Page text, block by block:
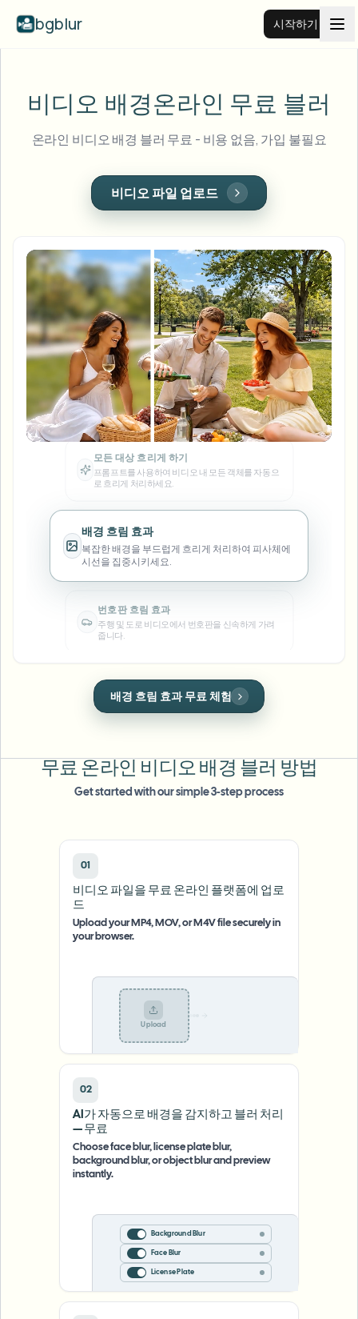
bgblur 시작하기
가격
예시 라이브러리 전체 탐색
얼굴 블러
번호판 블러
배경 블러
무엇이든 블러
화면 녹화 블러
GDPR 준수 블러
거리 인터뷰 블러
View all features
Browse every blur tool in one place
번호판 블러
얼굴 블러
배경 블러
무엇이든 블러
AI Video Object Remover
사진 얼굴 흐리기
얼굴 익명화
음성 익명화 도구
얼굴 교체 - 이미지
대량 동영상 블러
여러 동영상을 한 번에 처리
기업
학교 및 교육
캠퍼스 카메라, 강의, 지역 대량 개인정보 보호
미디어 및 엔터테인먼트
시사회, 출시 및 규정 준수
소매 및 전자상거래
매장 및 창고 영상
클리닉 및 환자 대면 비디오 거버넌스
공공 부문
FOIA, 안전한 공개 및 편집
대량 얼굴 익명화
대량 번호판 블러
차량, 블랙박스 및 주차장 대규모 처리
무엇이든 블러
API & SDK
문의 양식
리소스
자주 묻는 질문
블로그
Whitepapers
카테고리
제품
Choose language
비디오 배경온라인 무료 블러
온라인 비디오 배경 블러 무료 - 비용 없음, 가입 불필요
비디오 파일 업로드
배경 흐림 효과
복잡한 배경을 부드럽게 흐리게 처리하여 피사체에
시선을 집중시키세요.
번호판 흐림 효과
주행 및 도로 비디오에서 번호판을 신속하게 가려
줍니다.
얼굴 흐림 효과
클릭 한 번으로 깔끔하게 얼굴을 마스킹하여 신원을
보호하세요.
얼굴 익명화
개인정보 보호 준수 및 안전한 공유를 위해 얼굴을 자
동으로 익명 처리합니다.
모든 대상 흐리게 하기
프롬프트를 사용하여 비디오 내 모든 객체를 자동으
로 흐리게 처리하세요.
번호판 흐림 효과 무료 체험
무료 온라인 비디오 배경 블러 방법
Get started with our simple 3-step process
01
비디오 파일을 무료 온라인 플랫폼에 업로
드
Upload your MP4, MOV, or M4V file securely in
your browser.
Upload
02
AI가 자동으로 배경을 감지하고 블러 처리
— 무료
Choose face blur, license plate blur,
background blur, or object blur and preview
instantly.
Background Blur
Face Blur
License Plate